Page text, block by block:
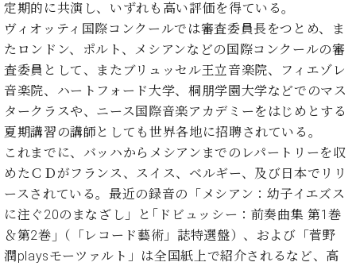
師
紹
介
調
律
金
表
お
問
い
合
わ
せ
尾山調律師のブ
定期的に共演し、いずれも高い評価を得ている。
ヴィオッティ国際コンクールでは審査委員長をつとめ、ま
たロンドン、ポルト、メシアンなどの国際コンクールの審
査委員として、またブリュッセル王立音楽院、フィエゾレ
音楽院、ハートフォード大学、桐朋学園大学などでのマス
タークラスや、ニース国際音楽アカデミーをはじめとする
夏期講習の講師としても世界各地に招聘されている。
これまでに、バッハからメシアンまでのレパートリーを収
めたＣＤがフランス、スイス、ベルギー、及び日本でリリ
ースされている。最近の録音の「メシアン：幼子イエズス
に注ぐ20のまなざし」と｢ドビュッシー：前奏曲集 第1巻
＆第2巻｣（「レコード藝術」誌特選盤）、および「菅野
潤playsモーツァルト」は全国紙上で紹介されるなど、高